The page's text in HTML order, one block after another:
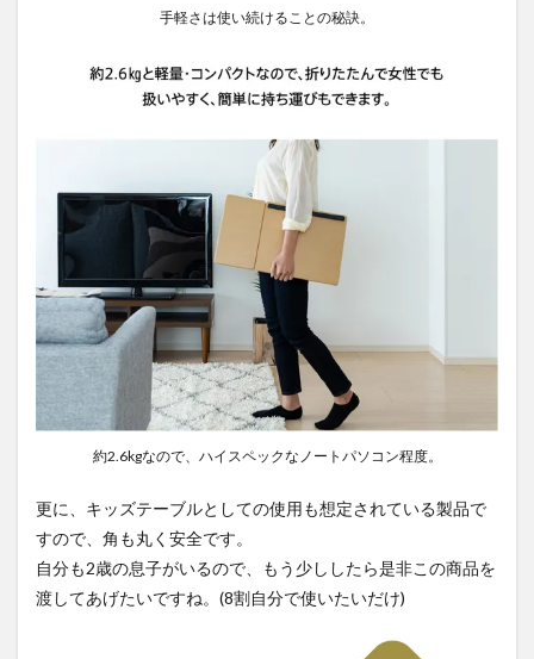
手軽さは使い続けることの秘訣。
約2.6kgなので、ハイスペックなノートパソコン程度。
更に、キッズテーブルとしての使用も想定されている製品で
すので、角も丸く安全です。
自分も2歳の息子がいるので、もう少ししたら是非この商品を
渡してあげたいですね。(8割自分で使いたいだけ)